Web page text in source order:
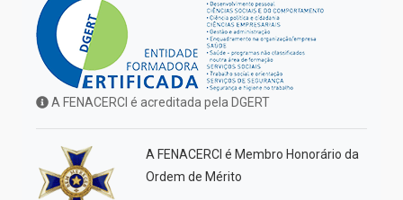
A FENACERCI é acreditada pela DGERT
A FENACERCI é Membro Honorário da
Ordem de Mérito